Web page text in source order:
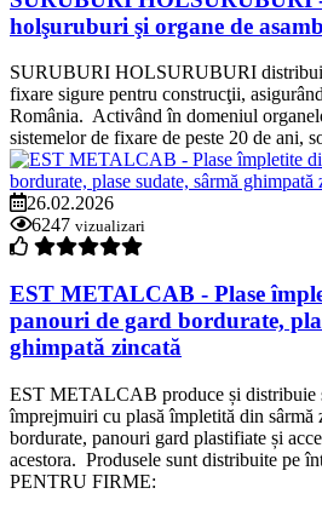
holşuruburi şi organe de
SURUBURI HOLSURUBURI
fixare sigure pentru construcţii,
România. Activând în domeniul
sistemelor de fixare de peste 20 de ani,
26.02.2026
6247 vizualizari
EST METALCAB - Plase
panouri de gard bordurate,
ghimpată zincată
EST METALCAB produce și distribuie
împrejmuiri cu plasă împletită din sârmă
bordurate, panouri gard plastifiate și
acestora. Produsele sunt distribuite pe
PENTRU FIRME: